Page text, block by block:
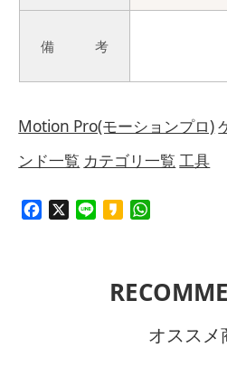
備 考
Motion Pro(モーションプロ)
ンド一覧 カテゴリ一覧 工具
Facebook Line Kakao
オススメ